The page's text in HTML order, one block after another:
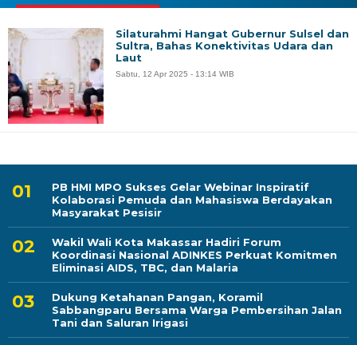
PB HMI MPO Sukses Gelar Webinar Inspiratif
Kolaborasi Pemuda dan Mahasiswa Berdayakan
Masyarakat Pesisir
Wakil Wali Kota Makassar Hadiri Forum
Koordinasi Nasional ADINKES Perkuat Komitmen
Eliminasi AIDS, TBC, dan Malaria
Dukung Ketahanan Pangan, Koramil
Sabbangparu Bersama Warga Pembersihan Jalan
Tani dan Saluran Irigasi
Silaturahmi Hangat Gubernur Sulsel dan
Sultra, Bahas Konektivitas Udara dan
Laut
Sabtu, 12 Apr 2025 - 13:14 WIB